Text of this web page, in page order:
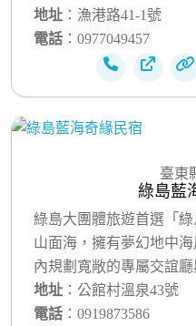
地址 ：漁港路41-1號
電話 ：0977049457
臺東
綠島藍
綠島大團體旅遊首選「
山面海，擁有夢幻地中
內規劃寬敞的專屬交誼廳
地址 ：公館村溫泉43號
電話 ：0919873586